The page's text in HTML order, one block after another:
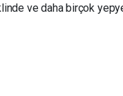
ve daha birçok